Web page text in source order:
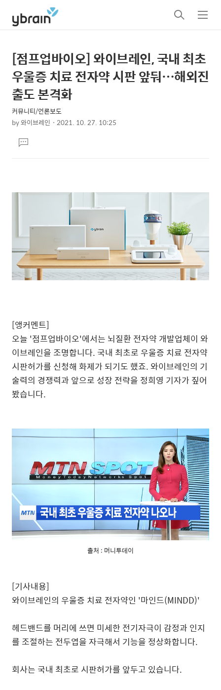
검
색
메
뉴
상
세
컨
텐
츠
본
문
제
목
[점프업바이오] 와이브레인, 국내 최초
우울증 치료 전자약 시판 앞둬…해외진
출도 본격화
커뮤니티/언론보도
by와이브레인 2021. 10. 27. 10:25
문댓
글
[앵커멘트]
오늘 '점프업바이오'에서는 뇌질환 전자약 개발업체이 와
이브레인을 조명합니다. 국내 최초로 우울증 치료 전자약
시판허가를 신청해 화제가 되기도 했죠. 와이브레인의 기
술력의 경쟁력과 앞으로 성장 전략을 정희영 기자가 짚어
봤습니다.
출처 : 머니투데이
[기사내용]
와이브레인의 우울증 치료 전자약인 '마인드(MINDD)'
헤드밴드를 머리에 쓰면 미세한 전기자극이 감정과 인지
를 조절하는 전두엽을 자극해서 기능을 정상화합니다.
회사는 국내 최초로 시판허가를 앞두고 있습니다.